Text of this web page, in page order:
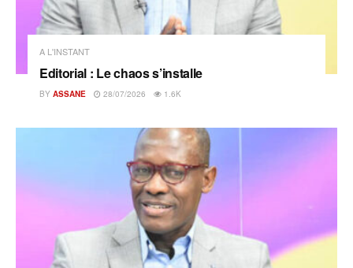
A L'INSTANT
Editorial : Le chaos s’installe
BY ASSANE 28/07/2026 1.6K